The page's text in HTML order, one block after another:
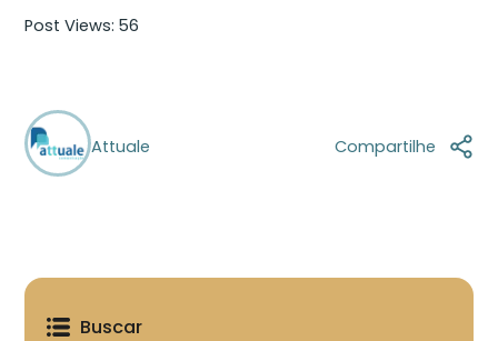
Post Views: 56
Attuale Compartilhe
Buscar